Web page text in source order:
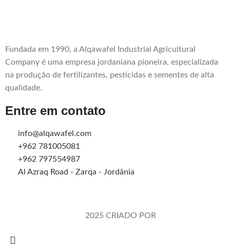
Fundada em 1990, a Alqawafel Industrial Agricultural
Company é uma empresa jordaniana pioneira, especializada
na produção de fertilizantes, pesticidas e sementes de alta
qualidade.
Entre em contato
info@alqawafel.com
+962 781005081
+962 797554987
Al Azraq Road - Zarqa - Jordânia
2025 CRIADO POR